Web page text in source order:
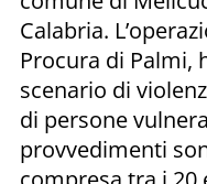
Calabria.
Procura di Palmi,
scenario di
di persone
provvedimenti